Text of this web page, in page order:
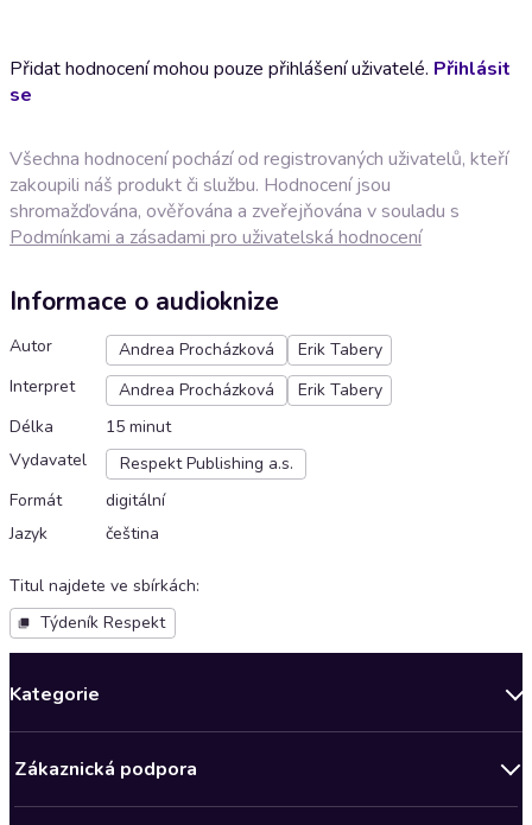
Přidat hodnocení mohou pouze přihlášení uživatelé. Přihlásit
se
Všechna hodnocení pochází od registrovaných uživatelů, kteří
zakoupili náš produkt či službu. Hodnocení jsou
shromažďována, ověřována a zveřejňována v souladu s
Podmínkami a zásadami pro uživatelská hodnocení
Informace o audioknize
Autor Andrea Procházková
Erik Tabery
Interpret
Andrea Procházková
Erik Tabery
Délka
15 minut
Vydavatel
Respekt Publishing a.s.
Formát
digitální
Jazyk
čeština
Titul najdete ve sbírkách:
Týdeník Respekt
Kategorie
Bestsellery měsíce
Zákaznická podpora